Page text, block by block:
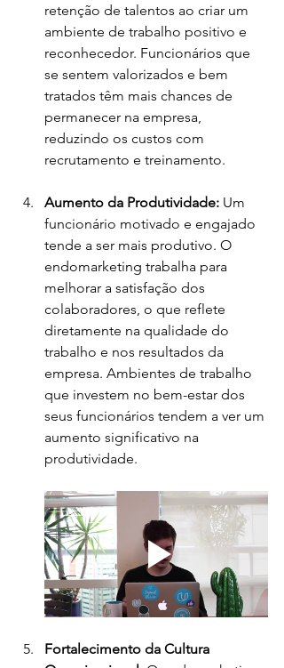
retenção de talentos ao criar um
ambiente de trabalho positivo e
reconhecedor. Funcionários que
se sentem valorizados e bem
tratados têm mais chances de
permanecer na empresa,
reduzindo os custos com
recrutamento e treinamento.
Aumento da Produtividade: Um
funcionário motivado e engajado
tende a ser mais produtivo. O
endomarketing trabalha para
melhorar a satisfação dos
colaboradores, o que reflete
diretamente na qualidade do
trabalho e nos resultados da
empresa. Ambientes de trabalho
que investem no bem-estar dos
seus funcionários tendem a ver um
aumento significativo na
produtividade.
Fortalecimento da Cultura